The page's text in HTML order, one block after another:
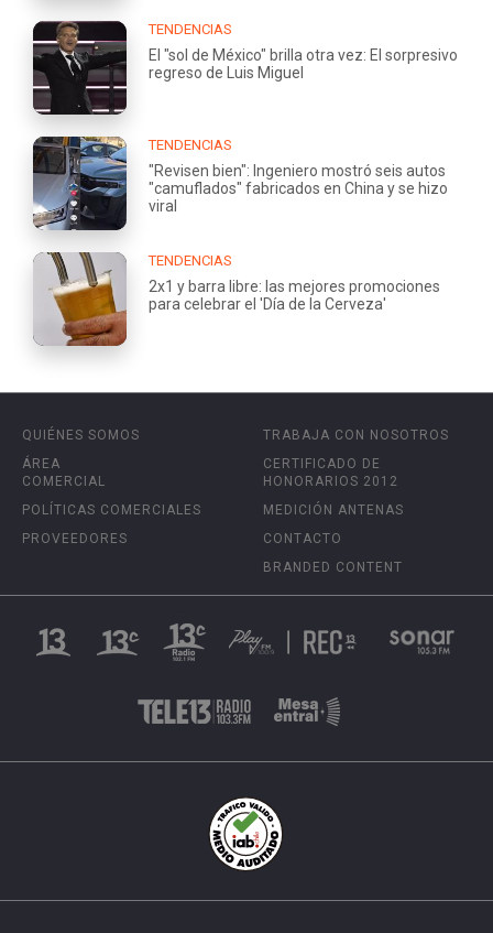
TENDENCIAS
El "sol de México" brilla otra vez: El sorpresivo
regreso de Luis Miguel
TENDENCIAS
"Revisen bien": Ingeniero mostró seis autos
"camuflados" fabricados en China y se hizo
viral
TENDENCIAS
2x1 y barra libre: las mejores promociones
para celebrar el 'Día de la Cerveza'
QUIÉNES SOMOS
ÁREA
COMERCIAL
POLÍTICAS COMERCIALES
PROVEEDORES
TRABAJA CON NOSOTROS
CERTIFICADO DE
HONORARIOS 2012
MEDICIÓN ANTENAS
CONTACTO
BRANDED CONTENT